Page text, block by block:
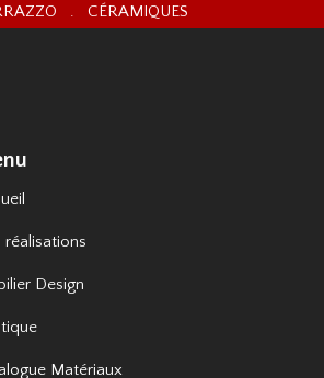
. CÉRAMIQUES
réalisations
Design
Matériaux